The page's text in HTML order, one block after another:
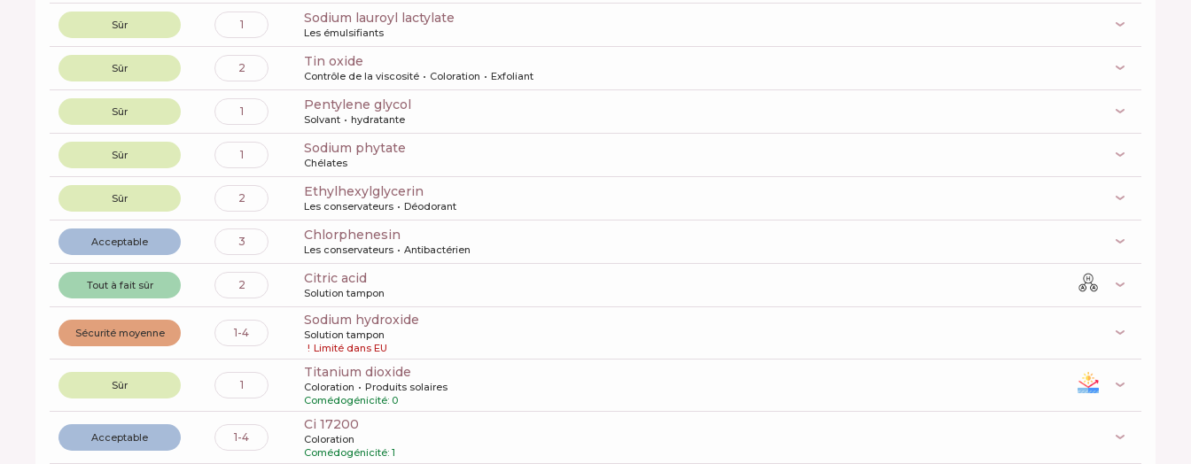
Sûr 1 sodium lauroyl lactylate
Les émulsifiants
Sûr 2 tin oxide
Contrôle de la viscosité Coloration Exfoliant
Sûr 1 pentylene glycol
Solvant hydratante
Sûr 1 sodium phytate
Chélates
Sûr 2 ethylhexylglycerin
Les conservateurs Déodorant
Acceptable 3 chlorphenesin
Les conservateurs Antibactérien
Tout à fait sûr 2 citric acid
Solution tampon
Sécurité moyenne 1-4
sodium hydroxide
Solution tampon
! Limité dans EU
Sûr 1
titanium dioxide
Coloration
Produits solaires
Comédogénicité: 0
Acceptable 1-4
ci 17200
Coloration
Comédogénicité: 1